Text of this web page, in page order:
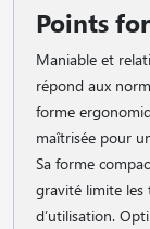
Points
Maniable et
répond aux
forme
maîtrisée pour
Sa forme
gravité limite
d’utilisation.